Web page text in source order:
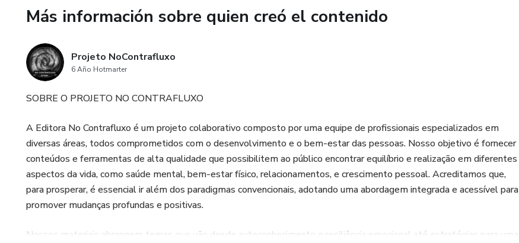
Más información sobre quien creó el contenido
Projeto NoContrafluxo
6 Año Hotmarter
SOBRE O PROJETO NO CONTRAFLUXO
A Editora No Contrafluxo é um projeto colaborativo composto por uma equipe de profissionais especializados em
diversas áreas, todos comprometidos com o desenvolvimento e o bem-estar das pessoas. Nosso objetivo é fornecer
conteúdos e ferramentas de alta qualidade que possibilitem ao público encontrar equilíbrio e realização em diferentes
aspectos da vida, como saúde mental, bem-estar físico, relacionamentos, e crescimento pessoal. Acreditamos que,
para prosperar, é essencial ir além dos paradigmas convencionais, adotando uma abordagem integrada e acessível para
promover mudanças profundas e positivas.
Nossos materiais abrangem temas que vão desde autoconhecimento e resiliência emocional até estratégias para uma